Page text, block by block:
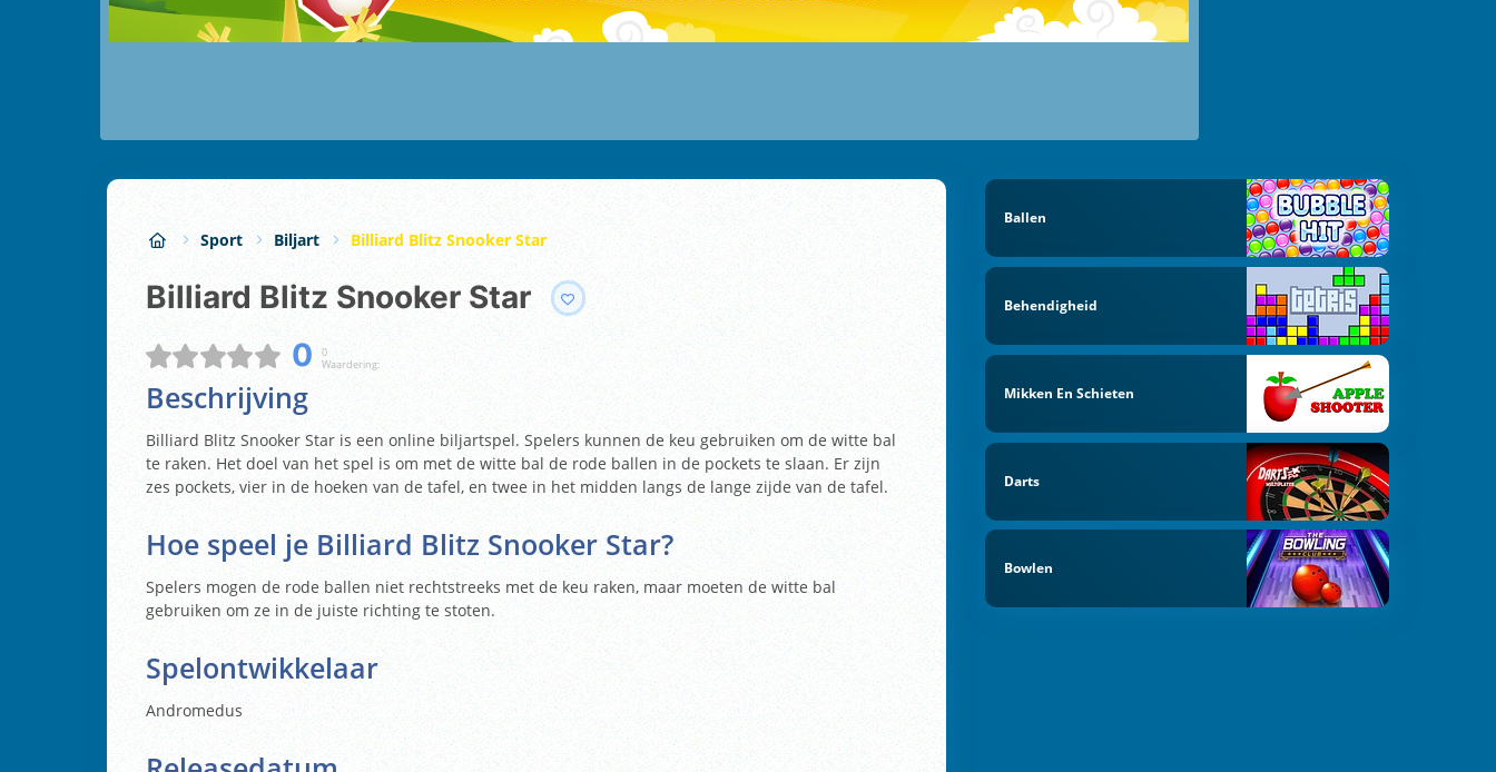
Sport Biljart Billiard Blitz Snooker Star
Billiard Blitz Snooker Star
0
0
Waardering:
Beschrijving
Billiard Blitz Snooker Star is een online biljartspel. Spelers kunnen de keu gebruiken om de witte bal
te raken. Het doel van het spel is om met de witte bal de rode ballen in de pockets te slaan. Er zijn
zes pockets, vier in de hoeken van de tafel, en twee in het midden langs de lange zijde van de tafel.
Hoe speel je Billiard Blitz Snooker Star?
Spelers mogen de rode ballen niet rechtstreeks met de keu raken, maar moeten de witte bal
gebruiken om ze in de juiste richting te stoten.
Spelontwikkelaar
Andromedus
Ballen
Behendigheid
Mikken En Schieten
Darts
Bowlen